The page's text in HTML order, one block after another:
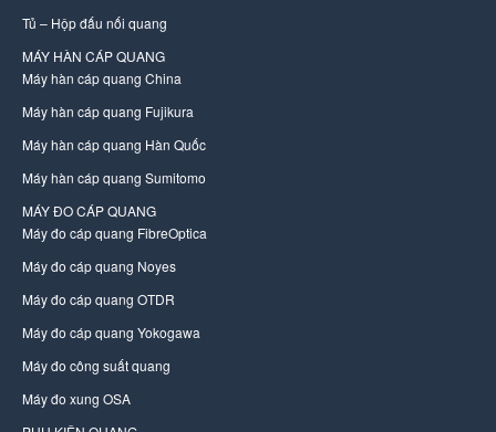
Tủ – Hộp đấu nối quang
MÁY HÀN CÁP QUANG
Máy hàn cáp quang China
Máy hàn cáp quang Fujikura
Máy hàn cáp quang Hàn Quốc
Máy hàn cáp quang Sumitomo
MÁY ĐO CÁP QUANG
Máy đo cáp quang FibreOptica
Máy đo cáp quang Noyes
Máy đo cáp quang OTDR
Máy đo cáp quang Yokogawa
Máy đo công suất quang
Máy đo xung OSA